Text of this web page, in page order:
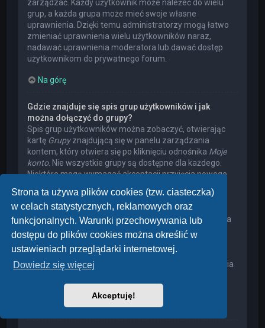
Strona ta używa plików cookies (tzw. ciasteczka)
w celach statystycznych, reklamowych oraz
funkcjonalnych. Warunki przechowywania lub
dostępu do plików cookies można określić w
ustawieniach przeglądarki internetowej.
Dowiedz się więcej
Akceptuję!
zarządzać. Każdy użytkownik może należeć do wielu
grup, a każda grupa może mieć swoje własne
uprawnienia. Dzięki temu administratorzy mogą łatwo
zmieniać uprawnienia wielu użytkowników naraz,
nadawać uprawnienia moderatora lub dawać dostęp
użytkownikom do prywatnego forum.
Na górę
Gdzie znajduje się spis grup użytkowników i jak
można dołączyć do grupy?
Spis grup użytkowników można zobaczyć, otwierając
kartę Grupyznajdującą się w panelu zarządzania
kontem, który otwiera się po kliknięciu odnośnika Moje
konto. Nie wszystkie grupy są dostępne dla każdego.
Niektóre mogą wymagać akceptacji przyjęcia nowego
mogą mieć ukrytych członków. Użytkownik może
poprosić o przyjęcie do danej grupy, naciskając
odpowiedni przycisk. Prośba o przyjęcie do grupy, która
wymaga akceptacji przyjęcia nowego członka, musi
zostać zaakceptowana przez lidera grupy. Może on
poprosić użytkownika o podanie wyjaśnień, dlaczego
chce on dołączyć do tej grupy. W przypadku otrzymania
pytaniami – widocznie miał on swoje powody.
Na górę